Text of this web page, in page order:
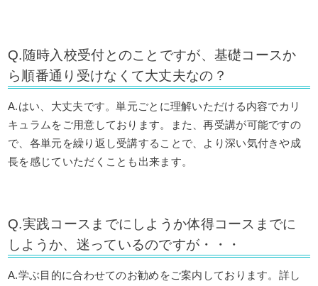
Q.随時入校受付とのことですが、基礎コースか
ら順番通り受けなくて大丈夫なの？
A.はい、大丈夫です。単元ごとに理解いただける内容でカリ
キュラムをご用意しております。また、再受講が可能ですの
で、各単元を繰り返し受講することで、より深い気付きや成
長を感じていただくことも出来ます。
Q.実践コースまでにしようか体得コースまでに
しようか、迷っているのですが・・・
A.学ぶ目的に合わせてのお勧めをご案内しております。詳し